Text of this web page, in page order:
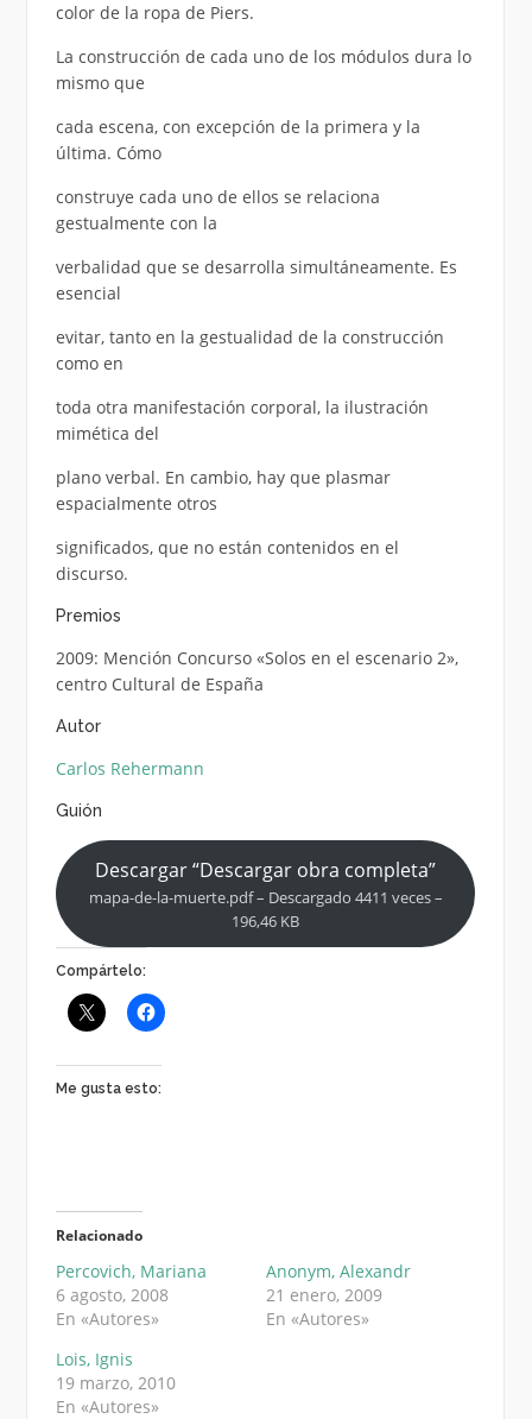
color de la ropa de Piers.
La construcción de cada uno de los módulos dura lo
mismo que
cada escena, con excepción de la primera y la
última. Cómo
construye cada uno de ellos se relaciona
gestualmente con la
verbalidad que se desarrolla simultáneamente. Es
esencial
evitar, tanto en la gestualidad de la construcción
como en
toda otra manifestación corporal, la ilustración
mimética del
plano verbal. En cambio, hay que plasmar
espacialmente otros
significados, que no están contenidos en el
discurso.
Premios
2009: Mención Concurso «Solos en el escenario 2»,
centro Cultural de España
Autor
Carlos Rehermann
Guión
Descargar “Descargar obra completa”
mapa-de-la-muerte.pdf – Descargado 4411 veces –
196,46 KB
Compártelo:
Me gusta esto:
Relacionado
Percovich, Mariana
6 agosto, 2008
En «Autores»
Anonym, Alexandr
21 enero, 2009
En «Autores»
Lois, Ignis
19 marzo, 2010
En «Autores»